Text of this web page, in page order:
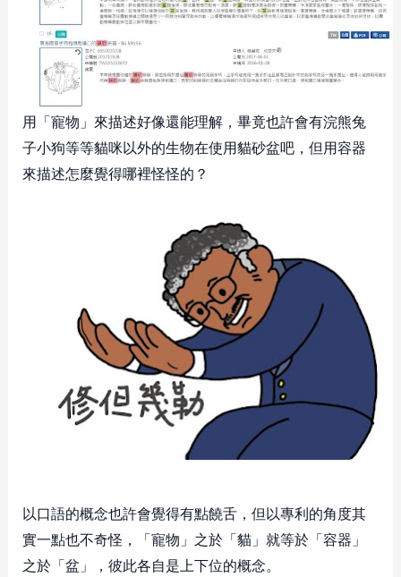
用「寵物」來描述好像還能理解，畢竟也許會有浣熊兔
子小狗等等貓咪以外的生物在使用貓砂盆吧，但用容器
來描述怎麼覺得哪裡怪怪的？
以口語的概念也許會覺得有點饒舌，但以專利的角度其
實一點也不奇怪，「寵物」之於「貓」就等於「容器」
之於「盆」，彼此各自是上下位的概念。